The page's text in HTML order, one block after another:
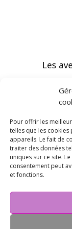
Pour offrir les
telles que les
appareils. Le fait de
traiter des données
uniques sur ce site.
consentement peut
et fonctions.
Les
Vous
vous